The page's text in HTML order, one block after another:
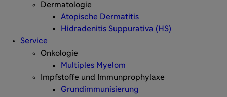
Dermatologie
Atopische Dermatitis
Hidradenitis Suppurativa (HS)
Service
Onkologie
Multiples Myelom
Impfstoffe und Immunprophylaxe
Grundimmunisierung